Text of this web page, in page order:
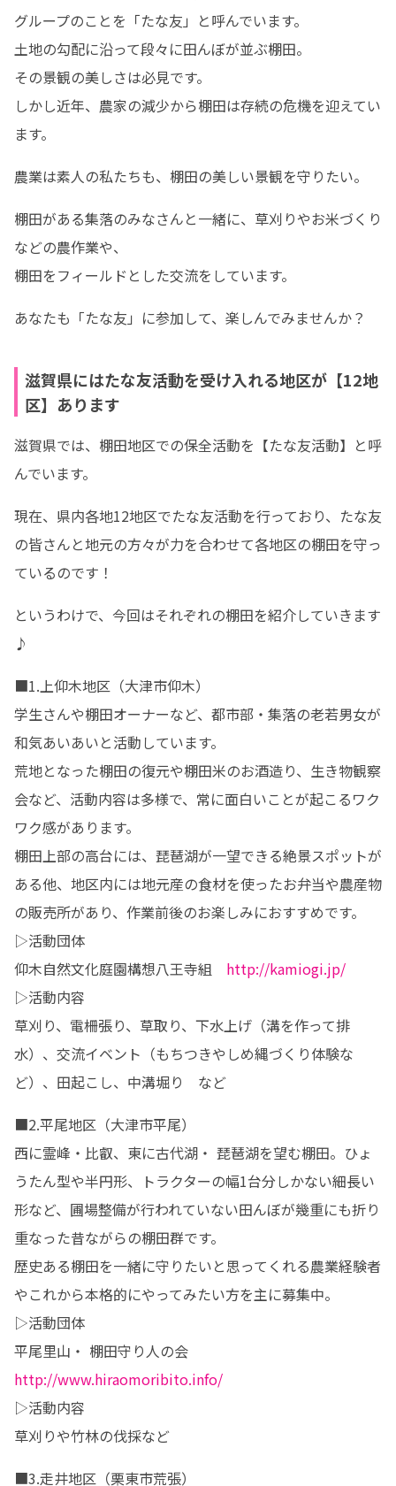
グループのことを「たな友」と呼んでいます。
土地の勾配に沿って段々に田んぼが並ぶ棚田。
その景観の美しさは必見です。
しかし近年、農家の減少から棚田は存続の危機を迎えてい
ます。
農業は素人の私たちも、棚田の美しい景観を守りたい。
棚田がある集落のみなさんと一緒に、草刈りやお米づくり
などの農作業や、
棚田をフィールドとした交流をしています。
あなたも「たな友」に参加して、楽しんでみませんか？
滋賀県にはたな友活動を受け入れる地区が【12地
区】あります
滋賀県では、棚田地区での保全活動を【たな友活動】と呼
んでいます。
現在、県内各地12地区でたな友活動を行っており、たな友
の皆さんと地元の方々が力を合わせて各地区の棚田を守っ
ているのです！
というわけで、今回はそれぞれの棚田を紹介していきます
♪
■1.上仰木地区（大津市仰木）
学生さんや棚田オーナーなど、都市部・集落の老若男女が
和気あいあいと活動しています。
荒地となった棚田の復元や棚田米のお酒造り、生き物観察
会など、活動内容は多様で、常に面白いことが起こるワク
ワク感があります。
棚田上部の高台には、琵琶湖が一望できる絶景スポットが
ある他、地区内には地元産の食材を使ったお弁当や農産物
の販売所があり、作業前後のお楽しみにおすすめです。
▷活動団体
仰木自然文化庭園構想八王寺組 http://kamiogi.jp/
▷活動内容
草刈り、電柵張り、草取り、下水上げ（溝を作って排
水）、交流イベント（もちつきやしめ縄づくり体験な
ど）、田起こし、中溝堀り　など
■2.平尾地区（大津市平尾）
西に霊峰・比叡、東に古代湖・ 琵琶湖を望む棚田。ひょ
うたん型や半円形、トラクターの幅1台分しかない細長い
形など、圃場整備が行われていない田んぼが幾重にも折り
重なった昔ながらの棚田群です。
歴史ある棚田を一緒に守りたいと思ってくれる農業経験者
やこれから本格的にやってみたい方を主に募集中。
▷活動団体
平尾里山・ 棚田守り人の会
http://www.hiraomoribito.info/
▷活動内容
草刈りや竹林の伐採など
■3.走井地区（栗東市荒張）